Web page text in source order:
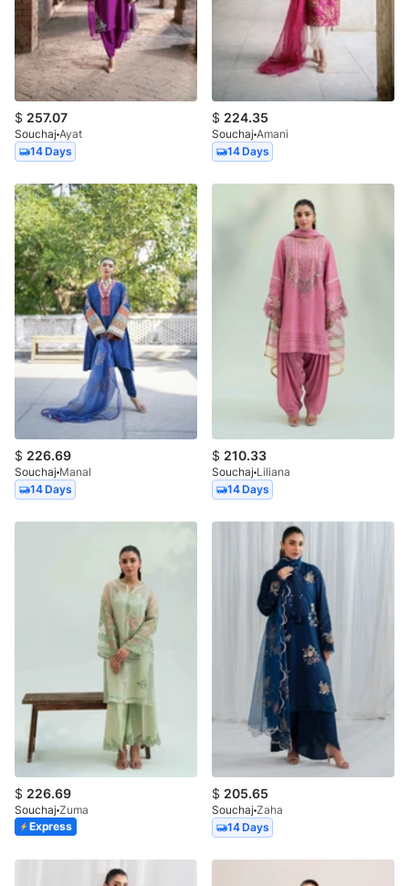
$ 257.07
Souchaj Ayat
14 Days
$ 224.35
Souchaj Amani
14 Days
$ 226.69
Souchaj Manal
14 Days
$ 210.33
Souchaj Liliana
14 Days
$ 226.69
Souchaj Zuma
Express
$ 205.65
Souchaj Zaha
14 Days